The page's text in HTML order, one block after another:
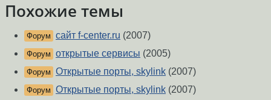
Похожие темы
Форум сайт f-center.ru (2007)
Форум открытые сервисы (2005)
Форум Открытые порты, skylink (2007)
Форум Открытые порты, skylink (2007)